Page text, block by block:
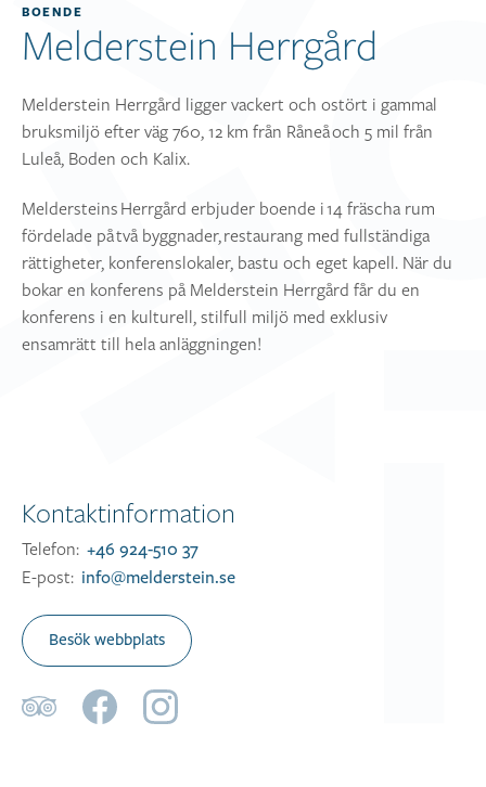
BOENDE
Melderstein Herrgård
Melderstein Herrgård ligger vackert och ostört i gammal
bruksmiljö efter väg 760, 12 km från Råneå och 5 mil från
Luleå, Boden och Kalix.
Meldersteins Herrgård erbjuder boende i 14 fräscha rum
fördelade på två byggnader, restaurang med fullständiga
rättigheter, konferenslokaler, bastu och eget kapell. När du
bokar en konferens på Melderstein Herrgård får du en
konferens i en kulturell, stilfull miljö med exklusiv
ensamrätt till hela anläggningen!
Kontaktinformation
Telefon: +46 924-510 37
E-post: info@melderstein.se
Besök webbplats